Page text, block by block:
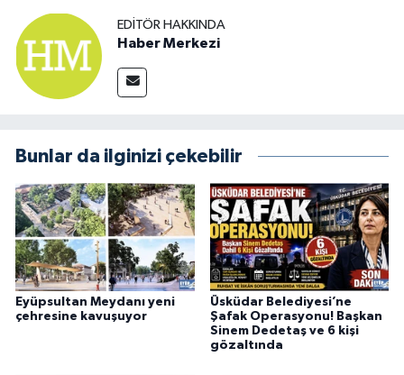
EDITÖR HAKKINDA
Haber Merkezi
Bunlar da ilginizi çekebilir
Eyüpsultan Meydanı yeni
çehresine kavuşuyor
Üsküdar Belediyesi’ne
Şafak Operasyonu! Başkan
Sinem Dedetaş ve 6 kişi
gözaltında